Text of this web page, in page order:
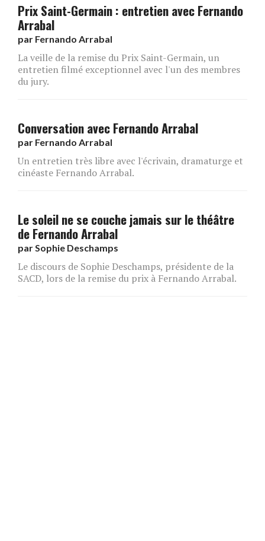
Prix Saint-Germain : entretien avec Fernando
Arrabal
par Fernando Arrabal
La veille de la remise du Prix Saint-Germain, un
entretien filmé exceptionnel avec l'un des membres
du jury.
Conversation avec Fernando Arrabal
par Fernando Arrabal
Un entretien très libre avec l'écrivain, dramaturge et
cinéaste Fernando Arrabal.
Le soleil ne se couche jamais sur le théâtre
de Fernando Arrabal
parSophie Deschamps
Le discours de Sophie Deschamps, présidente de la
SACD, lors de la remise du prix à Fernando Arrabal.